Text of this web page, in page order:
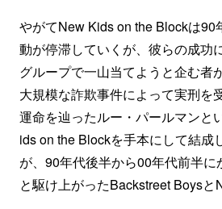
やがてNew Kids on the Blockは90
動が停滞していくが、彼らの成功
グループで一山当てようと企む者
大規模な詐欺事件によって実刑を
運命を辿ったルー・パールマンと
ids on the Blockを手本にして結成
が、90年代後半から00年代前半
と駆け上がったBackstreet Boysと